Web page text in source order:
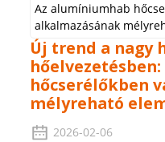
Új trend a nagy
hőcserélőkben
mélyreható
2026-02-06